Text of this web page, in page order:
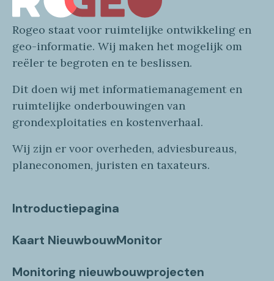
Rogeo staat voor ruimtelijke ontwikkeling en
geo-informatie. Wij maken het mogelijk om
reëler te begroten en te beslissen.
Dit doen wij met informatiemanagement en
ruimtelijke onderbouwingen van
grondexploitaties en kostenverhaal.
Wij zijn er voor overheden, adviesbureaus,
planeconomen, juristen en taxateurs.
Introductiepagina
Kaart NieuwbouwMonitor
Monitoring nieuwbouwprojecten